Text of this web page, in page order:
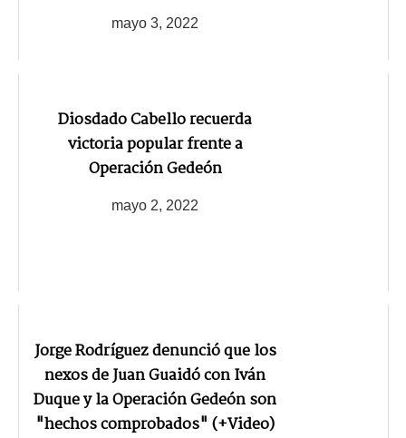
mayo 3, 2022
Diosdado Cabello recuerda
victoria popular frente a
Operación Gedeón
mayo 2, 2022
Jorge Rodríguez denunció que los
nexos de Juan Guaidó con Iván
Duque y la Operación Gedeón son
"hechos comprobados" (+Video)